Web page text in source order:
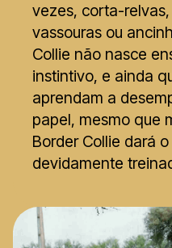
vezes, corta-
vassouras ou
Collie não nasce
instintivo, e ainda
aprendam a
papel, mesmo que
Border Collie dará
devidamente